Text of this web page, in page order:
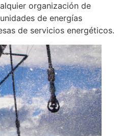
organización de
de energías
de servicios energéticos.